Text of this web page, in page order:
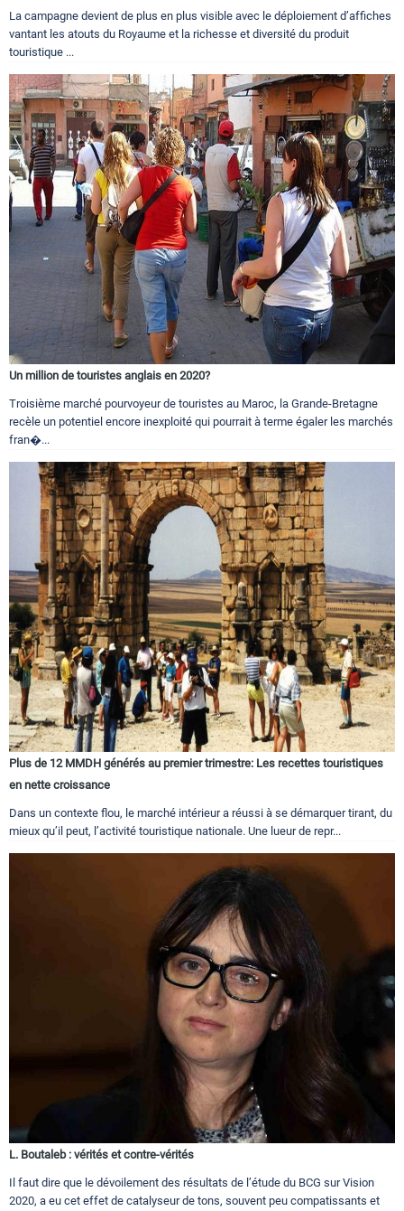
La campagne devient de plus en plus visible avec le déploiement d’affiches
vantant les atouts du Royaume et la richesse et diversité du produit
touristique ...
Un million de touristes anglais en 2020?
Troisième marché pourvoyeur de touristes au Maroc, la Grande-Bretagne
recèle un potentiel encore inexploité qui pourrait à terme égaler les marchés
fran�...
Plus de 12 MMDH générés au premier trimestre: Les recettes touristiques
en nette croissance
Dans un contexte flou, le marché intérieur a réussi à se démarquer tirant, du
mieux qu’il peut, l’activité touristique nationale. Une lueur de repr...
L. Boutaleb : vérités et contre-vérités
Il faut dire que le dévoilement des résultats de l’étude du BCG sur Vision
2020, a eu cet effet de catalyseur de tons, souvent peu compatissants et